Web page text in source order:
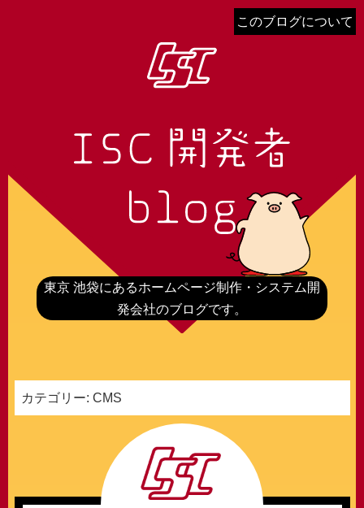
東京 池袋にあるホームページ制作・システム開
発会社のブログです。
このブログについて
カテゴリー: CMS